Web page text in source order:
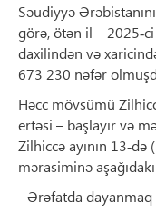
Səudiyyə
görə, ötən il –
daxilindən və
673 230 nəfər
Həcc mövsümü
ertəsi – başlayır və
Zilhiccə ayının 13‑də
mərasiminə
- Ərəfatda dayanmaq